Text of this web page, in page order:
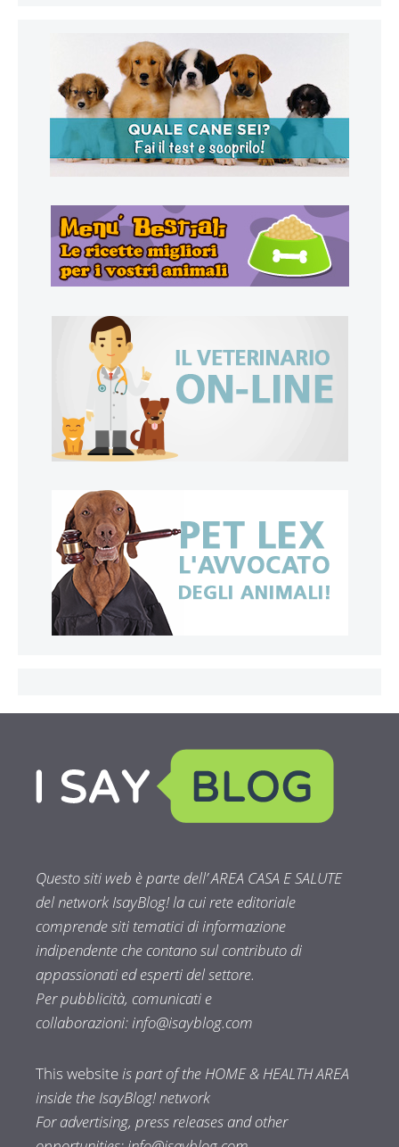
Questo siti web è parte dell’ AREA CASA E SALUTE
del network IsayBlog! la cui rete editoriale
comprende siti tematici di informazione
indipendente che contano sul contributo di
appassionati ed esperti del settore.
Per pubblicità, comunicati e
collaborazioni:info@isayblog.com
This websiteis part of the HOME & HEALTH AREA
inside the IsayBlog! network
For advertising, press releases and other